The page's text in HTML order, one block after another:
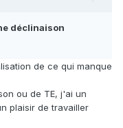
déclinaison
de ce qui manque
ou de TE, j'ai un
plaisir de travailler